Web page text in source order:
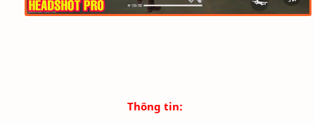
Thông tin: